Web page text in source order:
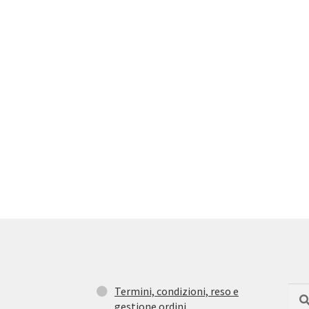
Termini, condizioni, reso e
Cerca:
Cerca